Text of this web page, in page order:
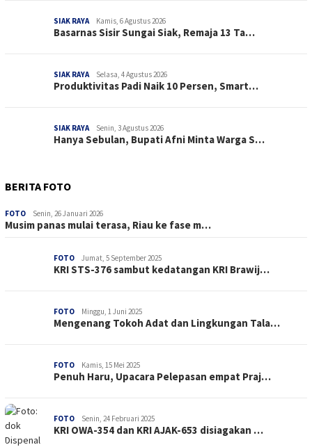
SIAK RAYA Kamis, 6 Agustus 2026
Basarnas Sisir Sungai Siak, Remaja 13 Ta…
SIAK RAYA Selasa, 4 Agustus 2026
Produktivitas Padi Naik 10 Persen, Smart…
SIAK RAYA Senin, 3 Agustus 2026
Hanya Sebulan, Bupati Afni Minta Warga S…
BERITA FOTO
FOTO Senin, 26 Januari 2026
Musim panas mulai terasa, Riau ke fase m…
FOTO Jumat, 5 September 2025
KRI STS-376 sambut kedatangan KRI Brawij…
FOTO Minggu, 1 Juni 2025
Mengenang Tokoh Adat dan Lingkungan Tala…
FOTO Kamis, 15 Mei 2025
Penuh Haru, Upacara Pelepasan empat Praj…
FOTO Senin, 24 Februari 2025
KRI OWA-354 dan KRI AJAK-653 disiagakan …